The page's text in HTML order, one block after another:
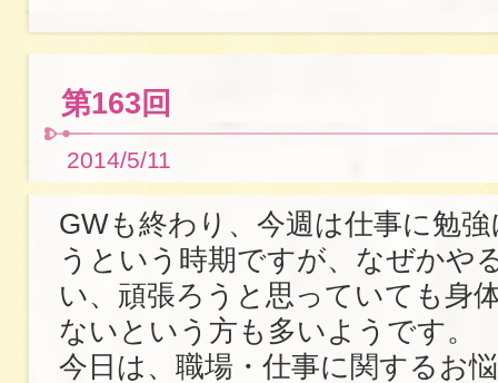
第163回
2014/5/11
GWも終わり、今週は仕事に勉
うという時期ですが、なぜかや
い、頑張ろうと思っていても身
ないという方も多いようです。
今日は、職場・仕事に関するお